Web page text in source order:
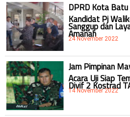
DPRD Kota
Kandidat Pj
Sanggup dan
Amanah
24 November 2022
Jam Pimpinan
Acara Uji Siap
Divif 2 Kostrad
14 November 2022